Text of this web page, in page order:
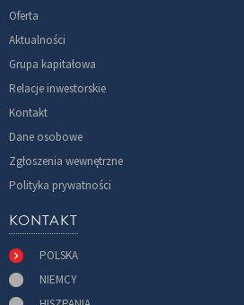
Oferta
Aktualności
Grupa kapitałowa
Relacje inwestorskie
Kontakt
Dane osobowe
Zgłoszenia wewnętrzne
Polityka prywatności
KONTAKT
POLSKA
NIEMCY